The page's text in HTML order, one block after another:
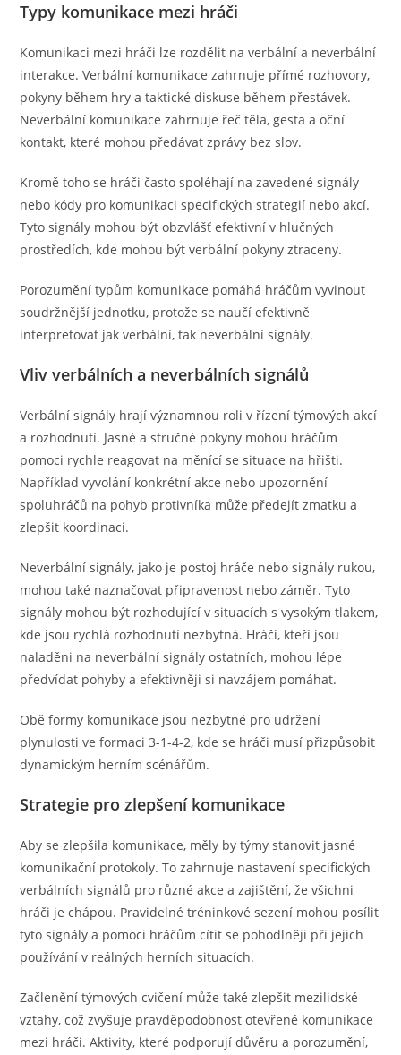
Typy komunikace mezi hráči
Komunikaci mezi hráči lze rozdělit na verbální a neverbální
interakce. Verbální komunikace zahrnuje přímé rozhovory,
pokyny během hry a taktické diskuse během přestávek.
Neverbální komunikace zahrnuje řeč těla, gesta a oční
kontakt, které mohou předávat zprávy bez slov.
Kromě toho se hráči často spoléhají na zavedené signály
nebo kódy pro komunikaci specifických strategií nebo akcí.
Tyto signály mohou být obzvlášť efektivní v hlučných
prostředích, kde mohou být verbální pokyny ztraceny.
Porozumění typům komunikace pomáhá hráčům vyvinout
soudržnější jednotku, protože se naučí efektivně
interpretovat jak verbální, tak neverbální signály.
Vliv verbálních a neverbálních signálů
Verbální signály hrají významnou roli v řízení týmových akcí
a rozhodnutí. Jasné a stručné pokyny mohou hráčům
pomoci rychle reagovat na měnící se situace na hřišti.
Například vyvolání konkrétní akce nebo upozornění
spoluhráčů na pohyb protivníka může předejít zmatku a
zlepšit koordinaci.
Neverbální signály, jako je postoj hráče nebo signály rukou,
mohou také naznačovat připravenost nebo záměr. Tyto
signály mohou být rozhodující v situacích s vysokým tlakem,
kde jsou rychlá rozhodnutí nezbytná. Hráči, kteří jsou
naladěni na neverbální signály ostatních, mohou lépe
předvídat pohyby a efektivněji si navzájem pomáhat.
Obě formy komunikace jsou nezbytné pro udržení
plynulosti ve formaci 3-1-4-2, kde se hráči musí přizpůsobit
dynamickým herním scénářům.
Strategie pro zlepšení komunikace
Aby se zlepšila komunikace, měly by týmy stanovit jasné
komunikační protokoly. To zahrnuje nastavení specifických
verbálních signálů pro různé akce a zajištění, že všichni
hráči je chápou. Pravidelné tréninkové sezení mohou posílit
tyto signály a pomoci hráčům cítit se pohodlněji při jejich
používání v reálných herních situacích.
Začlenění týmových cvičení může také zlepšit mezilidské
vztahy, což zvyšuje pravděpodobnost otevřené komunikace
mezi hráči. Aktivity, které podporují důvěru a porozumění,